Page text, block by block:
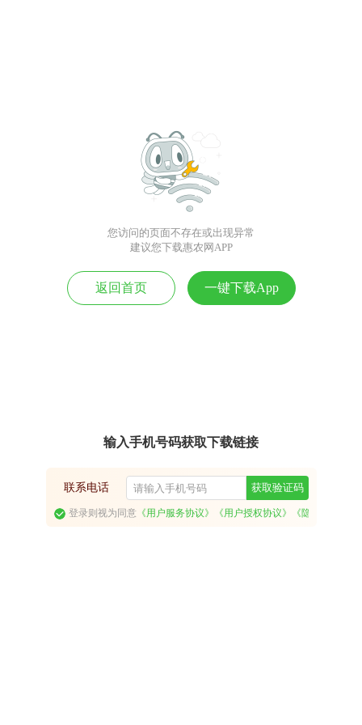
您访问的页面不存在或出现异常
建议您下载惠农网APP
返回首页 一键下载App
输入手机号码获取下载链接
联系电话 获取验证码
登录则视为同意《用户服务协议》 《用户授权协议》 《隐私政策》